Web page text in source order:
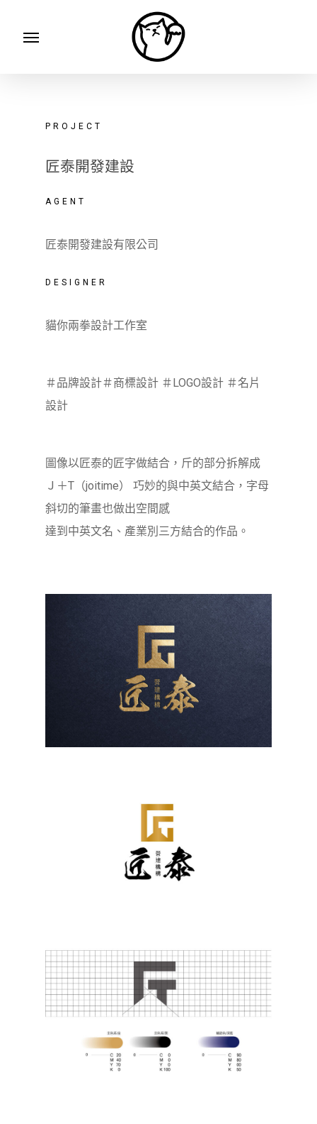
PROJECT
匠泰開發建設
AGENT
匠泰開發建設有限公司
DESIGNER
貓你兩拳設計工作室
＃品牌設計＃商標設計 ＃LOGO設計 ＃名片
設計
圖像以匠泰的匠字做結合，斤的部分拆解成
Ｊ＋T（joitime） 巧妙的與中英文結合，字母
斜切的筆畫也做出空間感
達到中英文名、產業別三方結合的作品。